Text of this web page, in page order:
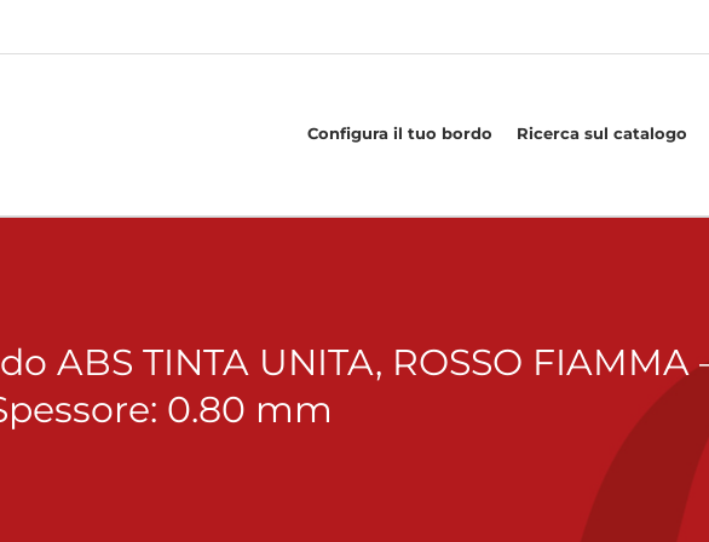
Configura il tuo bordo Ricerca sul catalogo
ABS TINTA UNITA, ROSSO FIAMMA
0.80 mm